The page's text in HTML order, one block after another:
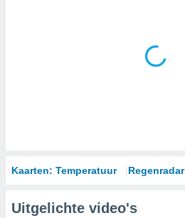
Kaarten: Temperatuur Regenradar
Uitgelichte video's